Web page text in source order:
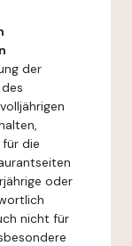
der
die
oder
nicht für